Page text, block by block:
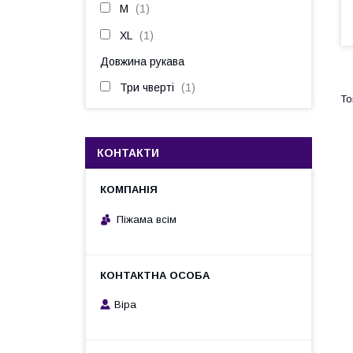
M 1
XL 1
Довжина рукава
Три чверті 1
КОНТАКТИ
Піжама всім
Віра